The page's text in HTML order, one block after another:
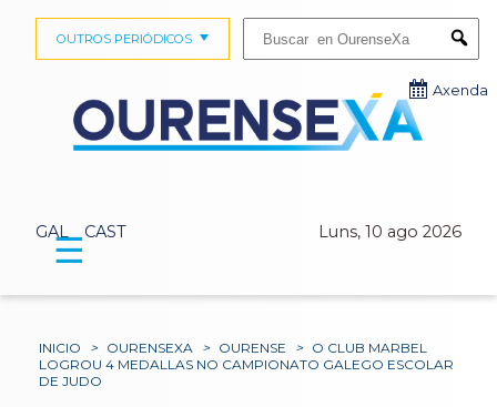
GAL CAST Luns, 10 ago 2026
OUTROS PERIÓDICOS
Axenda
☰
INICIO > OURENSEXA > OURENSE > O CLUB MARBEL
LOGROU 4 MEDALLAS NO CAMPIONATO GALEGO ESCOLAR
DE JUDO